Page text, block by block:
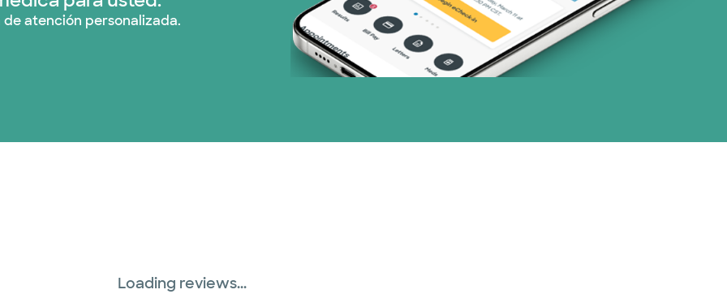
atención personalizada.
Loading reviews...